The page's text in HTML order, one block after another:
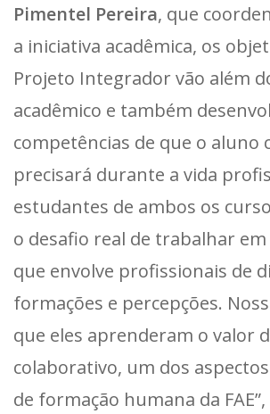
Pimentel Pereira, que
a iniciativa acadêmica, os
Projeto Integrador vão além
acadêmico e também
competências de que o aluno
precisará durante a vida
estudantes de ambos os
o desafio real de trabalhar
que envolve profissionais de
formações e percepções.
que eles aprenderam o valor
colaborativo, um dos
de formação humana da FAE”,